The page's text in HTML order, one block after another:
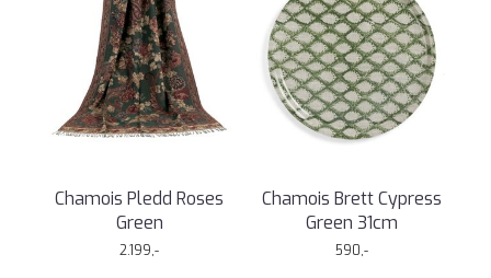
Chamois Pledd Roses
Green
2.199,-
Chamois Brett Cypress
Green 31cm
590,-